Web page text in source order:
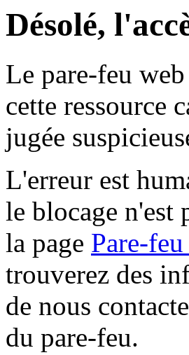
Désolé,
Le pare-feu
cette ressource
jugée
L'erreur est
le blocage n'est
la page Pare-
trouverez des
de nous
du pare-feu.